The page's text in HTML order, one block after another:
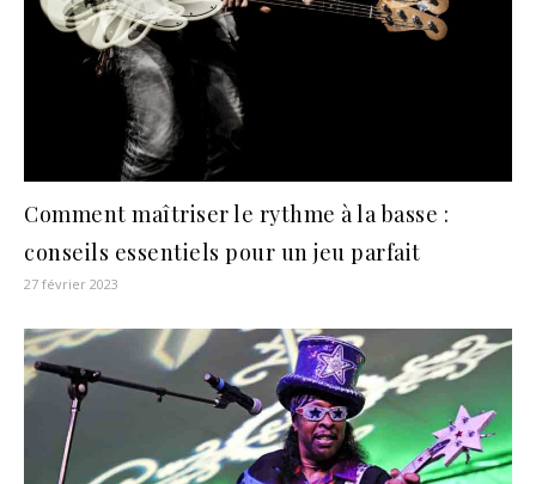
Comment maîtriser le rythme à la basse :
conseils essentiels pour un jeu parfait
27 février 2023